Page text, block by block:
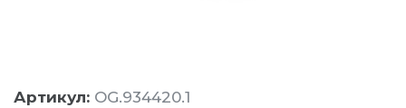
Артикул: OG.934420.1